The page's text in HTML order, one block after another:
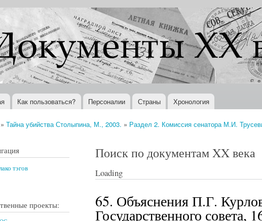
Перейти к
основному
содержанию
Как пользоваться? Персоналии Страны Хронология
» Тайна убийства Столыпина, М., 2003. » Раздел 2. Комиссия сенатора М.И.
тэгов
проекты:
Поиск по документам XX века
Loading
65. Объяснения П.Г.
Государственного совета,